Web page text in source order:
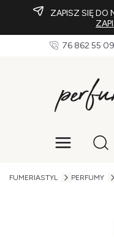
ZAPISZ SIĘ DO
76 862 55 09
PERFUMY